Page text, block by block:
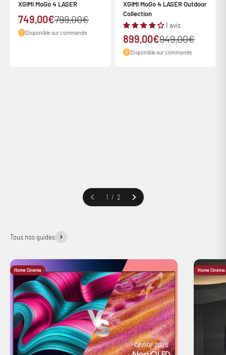
XGIMI MoGo 4 LASER
Prix de vente
749,00€Prix normal
799,00€
Disponible sur commande
XGIMI MoGo 4 LASER Outdoor
Collection
1 avis
Prix de vente
899,00€Prix normal
949,00€
Disponible sur commande
1 / 2
Tous nos guides
Home Cinéma Home Cinéma